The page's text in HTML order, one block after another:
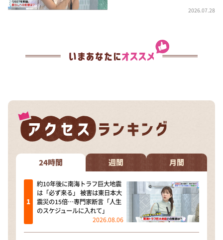
2026.07.28
24時間 週間 月間
約10年後に南海トラフ巨大地震
は「必ず来る」 被害は東日本大
震災の15倍…専門家断言「人生
のスケジュールに入れて」
2026.08.06